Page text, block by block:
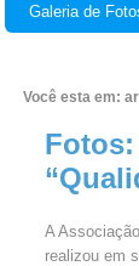
Galeria de
Você esta em:
A
realizou em